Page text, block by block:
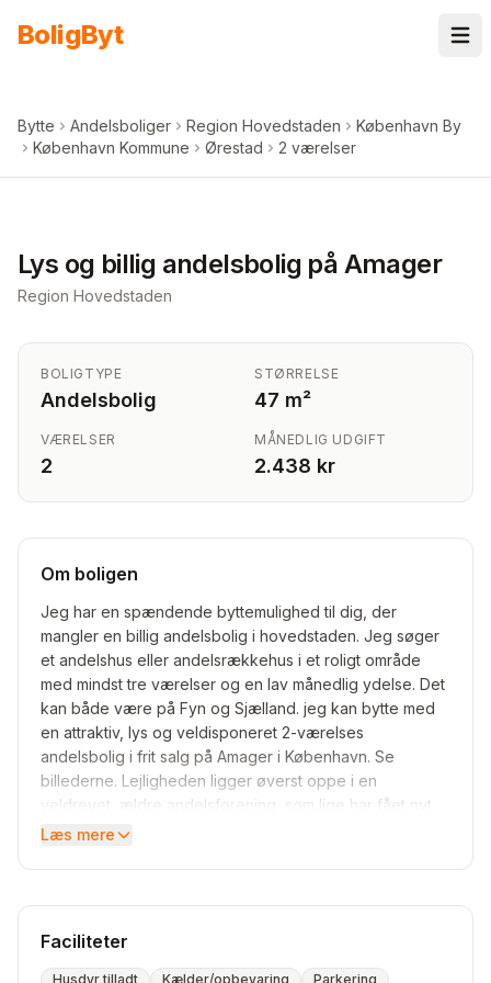
BoligByt
Bytte Andelsboliger Region Hovedstaden
København By
København Kommune
Ørestad 2 værelser
billeder i appen
Lys og billig andelsbolig på Amager
Region Hovedstaden
BOLIGTYPE
Andelsbolig
STØRRELSE
47 m²
VÆRELSER
2
MÅNEDLIG UDGIFT
2.438 kr
Om boligen
Jeg har en spændende byttemulighed til dig, der
mangler en billig andelsbolig i hovedstaden. Jeg søger
et andelshus eller andelsrækkehus i et roligt område
med mindst tre værelser og en lav månedlig ydelse. Det
kan både være på Fyn og Sjælland. jeg kan bytte med
en attraktiv, lys og veldisponeret 2-værelses
andelsbolig i frit salg på Amager i København. Se
billederne. Lejligheden ligger øverst oppe i en
veldrevet, ældre andelsforening, som lige har fået nyt
tag, nye vinduer og facaderenovering. Der er roligt og
(+ ca. 600 i forbrug til varme og vand). Lejligheden har
Amager Hospital. Udover nogle lyse rum i selve
lejligheden, så er der også eget skur med plads til to
Læs mere
Faciliteter
Husdyr tilladt Kælder/opbevaring Parkering